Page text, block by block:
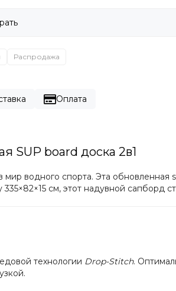
Распродажа
Оплата
SUP board доска 2в1
водного спорта. Эта обновленная
см, этот надувной сапборд
технологии Drop-Stitch.